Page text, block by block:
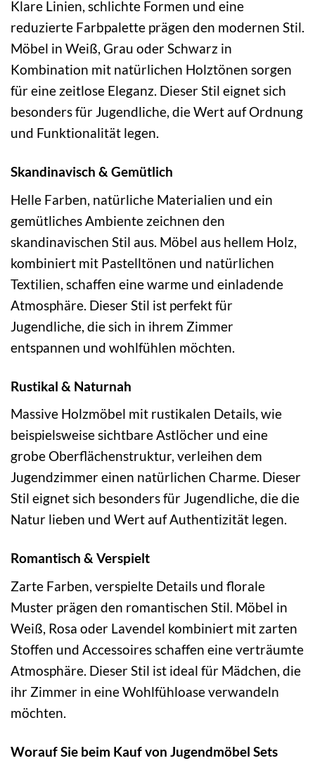
Klare Linien, schlichte Formen und eine
reduzierte Farbpalette prägen den modernen Stil.
Möbel in Weiß, Grau oder Schwarz in
Kombination mit natürlichen Holztönen sorgen
für eine zeitlose Eleganz. Dieser Stil eignet sich
besonders für Jugendliche, die Wert auf Ordnung
und Funktionalität legen.
Skandinavisch & Gemütlich
Helle Farben, natürliche Materialien und ein
gemütliches Ambiente zeichnen den
skandinavischen Stil aus. Möbel aus hellem Holz,
kombiniert mit Pastelltönen und natürlichen
Textilien, schaffen eine warme und einladende
Atmosphäre. Dieser Stil ist perfekt für
Jugendliche, die sich in ihrem Zimmer
entspannen und wohlfühlen möchten.
Rustikal & Naturnah
Massive Holzmöbel mit rustikalen Details, wie
beispielsweise sichtbare Astlöcher und eine
grobe Oberflächenstruktur, verleihen dem
Jugendzimmer einen natürlichen Charme. Dieser
Stil eignet sich besonders für Jugendliche, die die
Natur lieben und Wert auf Authentizität legen.
Romantisch & Verspielt
Zarte Farben, verspielte Details und florale
Muster prägen den romantischen Stil. Möbel in
Weiß, Rosa oder Lavendel kombiniert mit zarten
Stoffen und Accessoires schaffen eine verträumte
Atmosphäre. Dieser Stil ist ideal für Mädchen, die
ihr Zimmer in eine Wohlfühloase verwandeln
möchten.
Worauf Sie beim Kauf von Jugendmöbel Sets